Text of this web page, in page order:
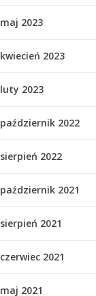
maj 2023
kwiecień 2023
luty 2023
październik 2022
sierpień 2022
październik 2021
sierpień 2021
czerwiec 2021
maj 2021